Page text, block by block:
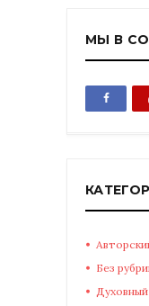
МЫ В
Без
Духовный